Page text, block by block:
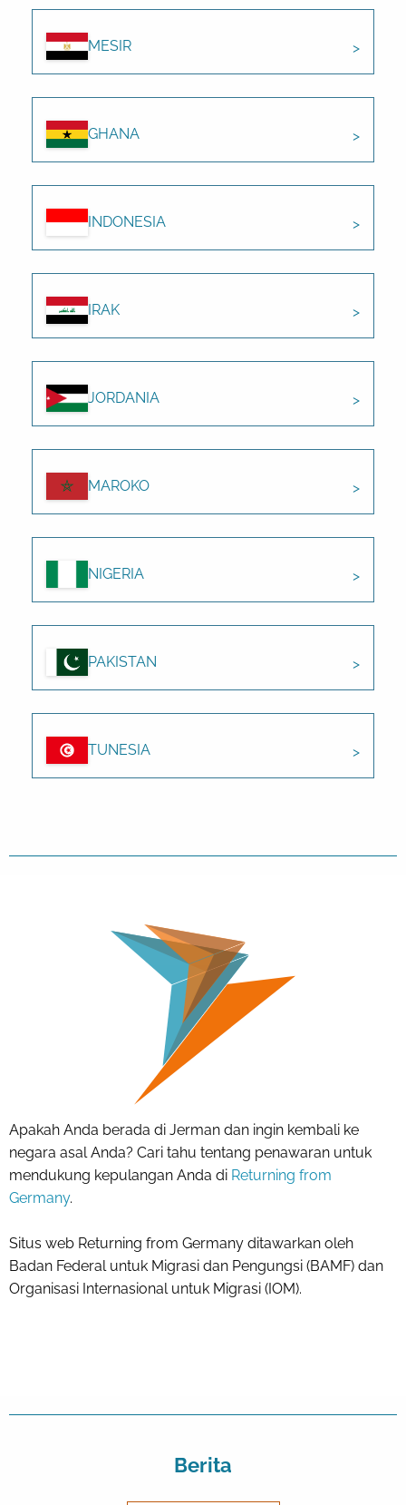
MESIR
GHANA
INDONESIA
IRAK
JORDANIA
MAROKO
NIGERIA
PAKISTAN
TUNESIA
Apakah Anda berada di Jerman dan ingin kembali ke
negara asal Anda? Cari tahu tentang penawaran untuk
mendukung kepulangan Anda di Returning from
Germany.
Situs web Returning from Germany ditawarkan oleh
Badan Federal untuk Migrasi dan Pengungsi (BAMF) dan
Organisasi Internasional untuk Migrasi (IOM).
Berita